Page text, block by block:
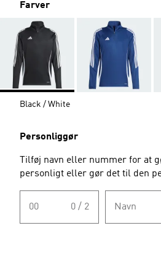
Farver
Black / White
Personliggør
Tilføj navn eller nummer for at
personligt eller gør det til den
00 0 / 2 Navn